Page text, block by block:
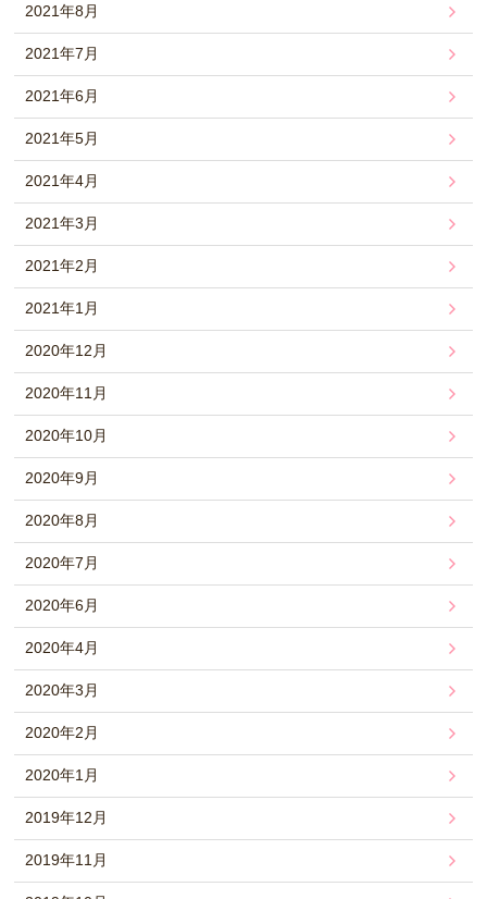
2021年8月
2021年7月
2021年6月
2021年5月
2021年4月
2021年3月
2021年2月
2021年1月
2020年12月
2020年11月
2020年10月
2020年9月
2020年8月
2020年7月
2020年6月
2020年4月
2020年3月
2020年2月
2020年1月
2019年12月
2019年11月